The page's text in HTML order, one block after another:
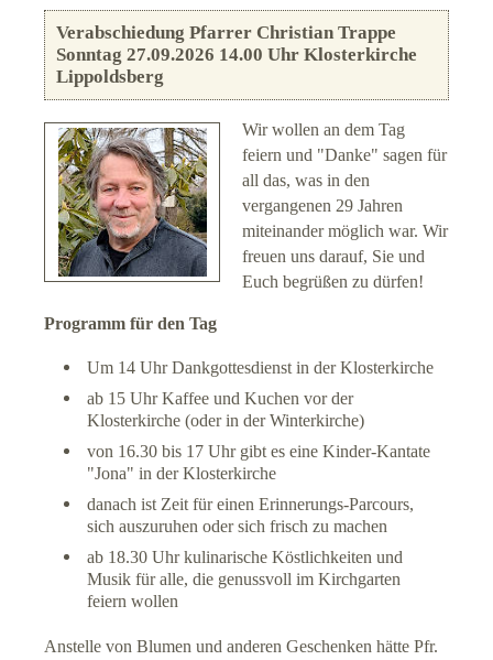
Verabschiedung Pfarrer Christian Trappe
Sonntag 27.09.2026 14.00 Uhr Klosterkirche
Lippoldsberg
Wir wollen an dem Tag
feiern und "Danke" sagen für
all das, was in den
vergangenen 29 Jahren
miteinander möglich war. Wir
freuen uns darauf, Sie und
Euch begrüßen zu dürfen!
Programm für den Tag
Um 14 Uhr Dankgottesdienst in der Klosterkirche
ab 15 Uhr Kaffee und Kuchen vor der
Klosterkirche (oder in der Winterkirche)
von 16.30 bis 17 Uhr gibt es eine Kinder-Kantate
"Jona" in der Klosterkirche
danach ist Zeit für einen Erinnerungs-Parcours,
sich auszuruhen oder sich frisch zu machen
ab 18.30 Uhr kulinarische Köstlichkeiten und
Musik für alle, die genussvoll im Kirchgarten
feiern wollen
Anstelle von Blumen und anderen Geschenken hätte Pfr.